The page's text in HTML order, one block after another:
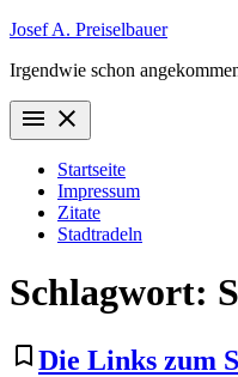
Zum
springen
Josef A. Preiselbauer
Irgendwie schon
menu close
Startseite
Impressum
Zitate
Stadtradeln
Schlagwort:
bookmark_border Die Links zum